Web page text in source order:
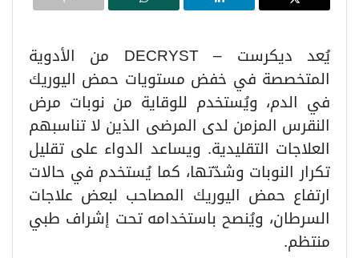
يُعد ديكرست – DECRYST من الأدوية
المتخصصة في خفض مستويات حمض اليوريك
في الدم، ويُستخدم للوقاية من نوبات مرض
النقرس المزمن لدى المرضى الذين لا تناسبهم
العلاجات التقليدية. ويساعد الدواء على تقليل
تكرار النوبات وشدّتها، كما يُستخدم في حالات
ارتفاع حمض اليوريك المصاحب لبعض علاجات
السرطان، ويُنصح باستخدامه تحت إشراف طبي
منتظم.